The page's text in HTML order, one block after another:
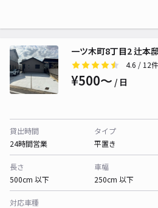
一ツ木町8丁目2 辻本
4.6 / 12件
¥500〜 / 日
貸出時間
24時間営業
タイプ
平置き
長さ
500cm 以下
車幅
250cm 以下
対応車種